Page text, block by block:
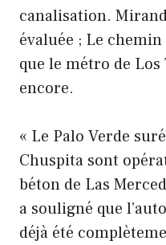
canalisation.
évaluée ; Le
que le métro de Los
encore.
« Le Palo Verde
Chuspita sont
béton de Las
a souligné que
déjà été